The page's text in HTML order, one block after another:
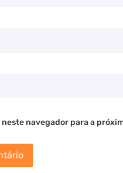
navegador para a